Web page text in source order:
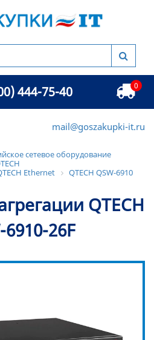
444-75-40 0
mail@goszakupki-it.ru
сетевое оборудование
Ethernet
QTECH QSW-6910
QTECH
6910-26F